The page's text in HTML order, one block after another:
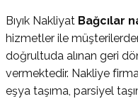
Bıyık Nakliyat Bağcılar
hizmetler ile
doğrultuda alınan geri
vermektedir. Nakliye
eşya taşıma, parsiyel